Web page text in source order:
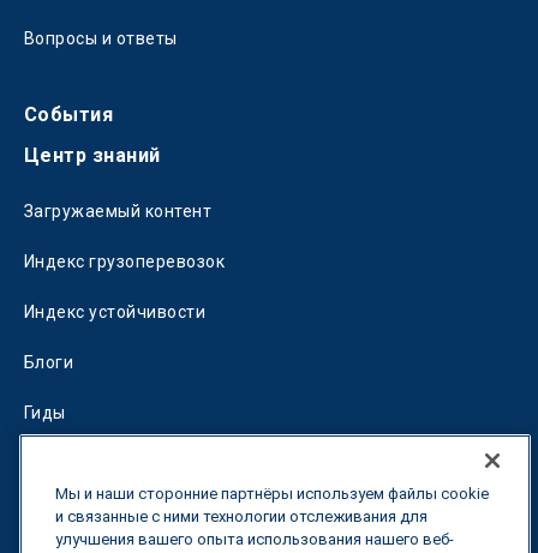
Вопросы и ответы
События
Центр знаний
Загружаемый контент
Индекс грузоперевозок
Индекс устойчивости
Блоги
Гиды
Калькулятор оптимизации перевозок
Мы и наши сторонние партнёры используем файлы cookie
и связанные с ними технологии отслеживания для
улучшения вашего опыта использования нашего веб-